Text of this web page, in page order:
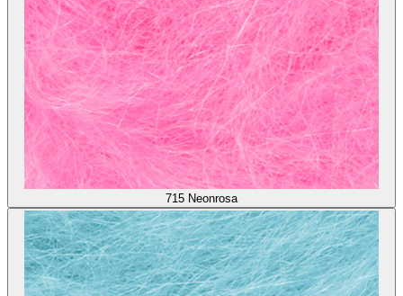
715 Neonrosa